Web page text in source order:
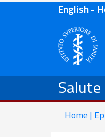
English -
Home |